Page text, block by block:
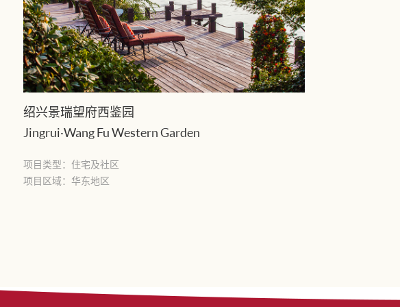
绍兴景瑞望府西鉴园
Jingrui·Wang Fu Western Garden
项目类型： 住宅及社区
项目区域：华东地区